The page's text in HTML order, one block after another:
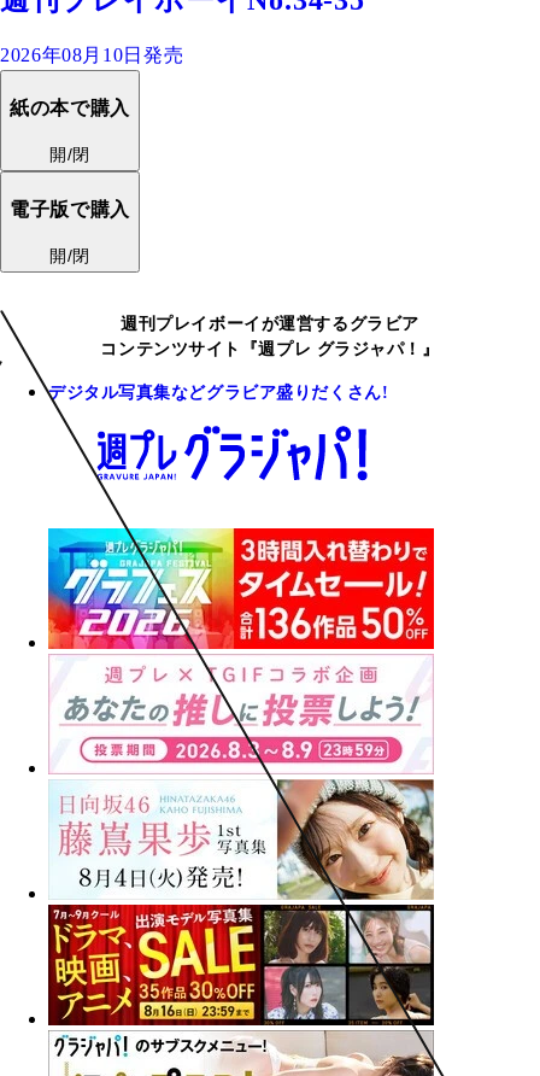
2026年08月10日発売
紙の本で購入
開/閉
電子版で購入
開/閉
週刊プレイボーイが運営するグラビア
コンテンツサイト『週プレ グラジャパ！』
デジタル写真集などグラビア盛りだくさん!